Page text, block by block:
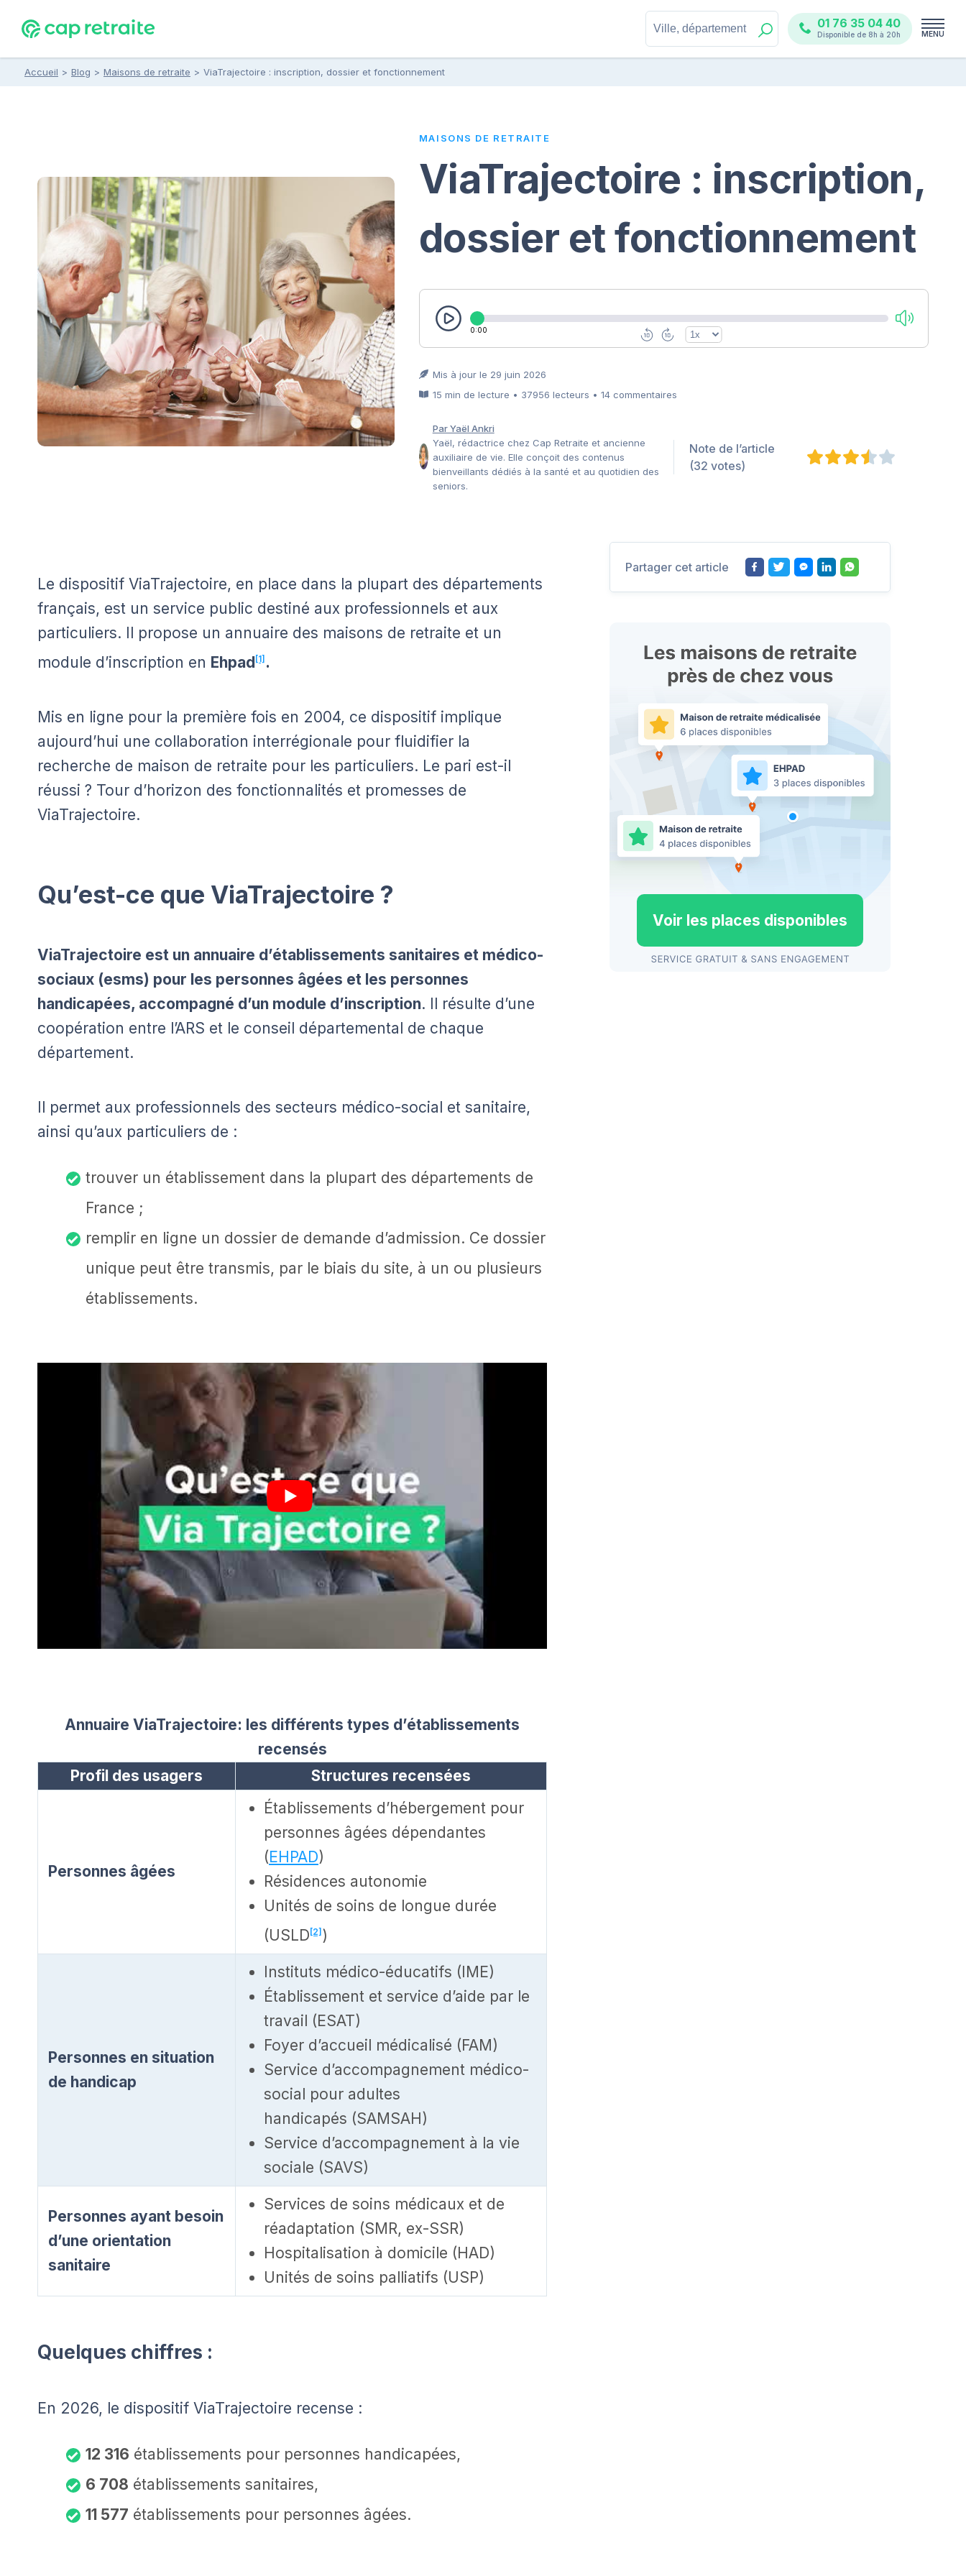
01 76 35 04 40
Disponible de 8h à 20h MENU
Accueil > Blog > Maisons de retraite > ViaTrajectoire : inscription, dossier et fonctionnement
MAISONS DE RETRAITE
ViaTrajectoire : inscription,
dossier et fonctionnement
0:00
Mis à jour le 29 juin 2026
15 min de lecture • 37956 lecteurs • 14 commentaires
Par Yaël Ankri
Yaël, rédactrice chez Cap Retraite et ancienne
auxiliaire de vie. Elle conçoit des contenus
bienveillants dédiés à la santé et au quotidien des
seniors.
Note de l’article
(32 votes)
Le dispositif ViaTrajectoire, en place dans la plupart des départements
français, est un service public destiné aux professionnels et aux
particuliers. Il propose un annuaire des maisons de retraite et un
module d’inscription en Ehpad[1] .
Mis en ligne pour la première fois en 2004, ce dispositif implique
aujourd’hui une collaboration interrégionale pour fluidifier la
recherche de maison de retraite pour les particuliers. Le pari est-il
réussi ? Tour d’horizon des fonctionnalités et promesses de
ViaTrajectoire.
Qu’est-ce que ViaTrajectoire ?
ViaTrajectoire est un annuaire d’établissements sanitaires et médico-
sociaux (esms) pour les personnes âgées et les personnes
handicapées, accompagné d’un module d’inscription. Il résulte d’une
coopération entre l’ARS et le conseil départemental de chaque
département.
Il permet aux professionnels des secteurs médico-social et sanitaire,
ainsi qu’aux particuliers de :
trouver un établissement dans la plupart des départements de
France ;
remplir en ligne un dossier de demande d’admission. Ce dossier
unique peut être transmis, par le biais du site, à un ou plusieurs
établissements.
Annuaire ViaTrajectoire: les différents types d’établissements
recensés
Profil des usagers
Structures recensées
Personnes âgées
Établissements d’hébergement pour
personnes âgées dépendantes
(EHPAD)
Résidences autonomie
Unités de soins de longue durée
(USLD [2] )
Personnes en situation
de handicap
Instituts médico-éducatifs (IME)
Établissement et service d’aide par le
travail (ESAT)
Foyer d’accueil médicalisé (FAM)
Service d’accompagnement médico-
social pour adultes
handicapés (SAMSAH)
Service d’accompagnement à la vie
sociale (SAVS)
Personnes ayant besoin
d’une orientation
sanitaire
Services de soins médicaux et de
réadaptation (SMR, ex-SSR)
Hospitalisation à domicile (HAD)
Unités de soins palliatifs (USP)
Quelques chiffres :
En 2026, le dispositif ViaTrajectoire recense :
12 316 établissements pour personnes handicapées,
6 708 établissements sanitaires,
11 577 établissements pour personnes âgées.
Partager cet article
Voir les places disponibles